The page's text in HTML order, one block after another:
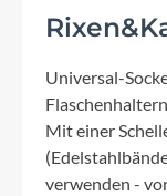
Universal-
Mit einer
verwenden -